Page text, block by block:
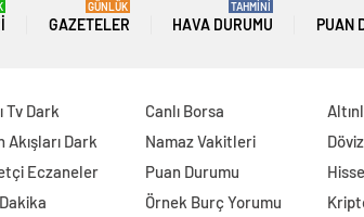
GAZETELER
GÜNLÜK
HAVA DURUMU
TAHMİNİ
PUAN
Tv Dark
Akışları Dark
Eczaneler
Canlı Borsa
Namaz Vakitleri
Puan Durumu
Örnek Burç Yorumu